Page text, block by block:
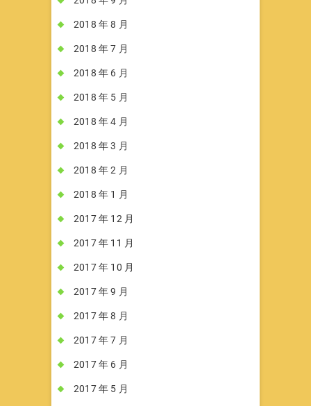
2018 年 8 月
2018 年 7 月
2018 年 6 月
2018 年 5 月
2018 年 4 月
2018 年 3 月
2018 年 2 月
2018 年 1 月
2017 年 12 月
2017 年 11 月
2017 年 10 月
2017 年 9 月
2017 年 8 月
2017 年 7 月
2017 年 6 月
2017 年 5 月